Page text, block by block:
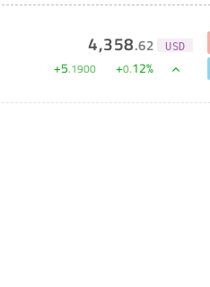
4,358.62 USD
+5.1900 +0.12%